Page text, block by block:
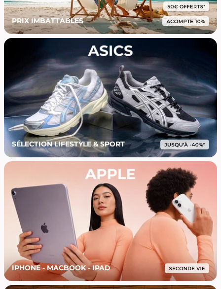
PRIX IMBATTABLES
SÉLECTION LIFESTYLE & SPORT
IPHONE - MACBOOK - IPAD